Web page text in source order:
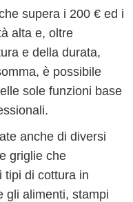
supera i 200 € ed i
alta e, oltre
e della durata,
è possibile
sole funzioni base
anche di diversi
griglie che
tipi di cottura in
gli alimenti, stampi